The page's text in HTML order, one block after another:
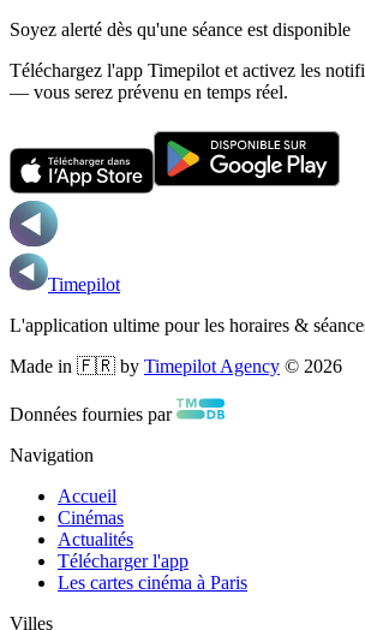
Soyez alerté dès qu'une séance est disponible
Téléchargez l'app Timepilot et activez les
— vous serez prévenu en temps réel.
Timepilot
L'application ultime pour les horaires &
Made in 🇫🇷 by Timepilot Agency © 2026
Données fournies par
Navigation
Accueil
Cinémas
Actualités
Télécharger l'app
Les cartes cinéma à Paris
Villes